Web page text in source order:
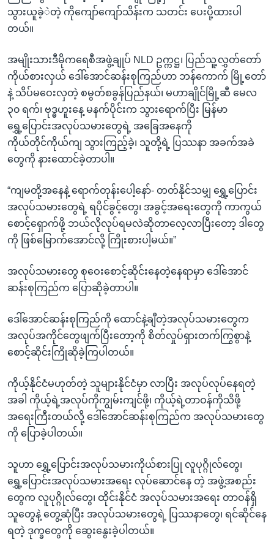
သွားယူခဲ့ဲတဲ့ ကိုကျော်ကျော်သိန်းက သတင်း ပေးပို့ထားပါ
တယ်။
အမျိုးသားဒီမိုကရေစီအဖွဲ့ချုပ် NLD ဥက္ကဋ္ဌ၊ ပြည်သူ့လွှတ်တော်
ကိုယ်စားလှယ် ဒေါ်အောင်ဆန်းစုကြည်ဟာ ဘန်ကောက် မြို့တော်
နဲ့ သိပ်မဝေးလှတဲ့ စမွတ်စခွန်ပြည်နယ်၊ မဟာချိုင်မြို့ဆီ မေလ
၃၀ ရက်၊ ဗုဒ္ဓဟူးနေ့ မနက်ပိုင်းက သွားရောက်ပြီး မြန်မာ
ရွှေ့ပြောင်းအလုပ်သမားတွေရဲ့ အခြေအနေကို
ကိုယ်တိုင်ကိုယ်ကျ သွားကြည့်ခဲ့၊ သူတို့ရဲ့ ပြဿနာ အခက်အခဲ
တွေကို နားထောင်ခဲ့တာပါ။
“ကျမတို့အနေနဲ့ ရောက်တုန်းပေါ့နော်- တတ်နိုင်သမျှ ရွှေ့ပြောင်း
အလုပ်သမားတွေရဲ့ ရပိုင်ခွင့်တွေ၊ အခွင့်အရေးတွေကို ကာကွယ်
စောင့်ရှောက်ဖို့ ဘယ်လိုလုပ်ရမလဲဆိုတာလေ့လာပြီးတော့ ဒါတွေ
ကို ဖြစ်မြောက်အောင်လို့ ကြိုးစားပါ့မယ်။”
အလုပ်သမားတွေ စုဝေးစောင့်ဆိုင်းနေတဲ့နေရာမှာ ဒေါ်အောင်
ဆန်းစုကြည်က ပြောဆိုခဲ့တာပါ။
ဒေါ်အောင်ဆန်းစုကြည်ကို ထောင်နဲ့ချီတဲ့အလုပ်သမားတွေက
အလုပ်အကိုင်တွေဖျက်ပြီးတော့ကို စိတ်လှုပ်ရှားတက်ကြွစွာနဲ့
စောင့်ဆိုင်းကြိုဆိုခဲ့ကြပါတယ်။
ကိုယ့်နိုင်ငံမဟုတ်တဲ့ သူများနိုင်ငံမှာ လာပြီး အလုပ်လုပ်နေရတဲ့
အခါ ကိုယ့်ရဲ့အလုပ်ကိုကျွမ်းကျင်ဖို့၊ ကိုယ့်ရဲ့တာဝန်ကိုသိဖို့
အရေးကြီးတယ်လို့ ဒေါ်အောင်ဆန်းစုကြည်က အလုပ်သမားတွေ
ကို ပြောခဲ့ပါတယ်။
သူဟာ ရွှေ့ပြောင်းအလုပ်သမားကိုယ်စားပြု လူပုဂ္ဂိုလ်တွေ၊
ရွှေ့ပြောင်းအလုပ်သမားအရေး လုပ်ဆောင်နေ တဲ့ အဖွဲ့အစည်း
တွေက လူပုဂ္ဂိုလ်တွေ၊ ထိုင်းနိုင်ငံ အလုပ်သမားအရေး တာဝန်ရှိ
သူတွေနဲ့ တွေ့ဆုံပြီး အလုပ်သမားတွေရဲ့ ပြဿနာတွေ၊ ရင်ဆိုင်နေ
ရတဲ့ ဒုက္ခတွေကို ဆွေးနွေးခဲ့ပါတယ်။